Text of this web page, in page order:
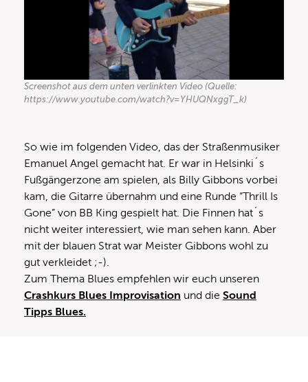
Screenshot aus dem unten verlinkten Video (Quelle:
https://www.youtube.com/watch?v=YHUQNxggT_k)
So wie im folgenden Video, das der Straßenmusiker
Emanuel Angel gemacht hat. Er war in Helsinki´s
Fußgängerzone am spielen, als Billy Gibbons vorbei
kam, die Gitarre übernahm und eine Runde “Thrill Is
Gone” von BB King gespielt hat. Die Finnen hat´s
nicht weiter interessiert, wie man sehen kann. Aber
mit der blauen Strat war Meister Gibbons wohl zu
gut verkleidet ;-).
Zum Thema Blues empfehlen wir euch unseren
Crashkurs Blues Improvisation und die Sound
Tipps Blues.